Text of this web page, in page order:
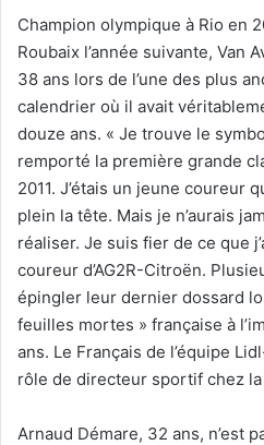
Champion olympique à Rio en
Roubaix l’année suivante, Van
38 ans lors de l’une des plus
calendrier où il avait
douze ans. « Je trouve le
remporté la première grande
2011. J’étais un jeune coureur
plein la tête. Mais je n’aurais
réaliser. Je suis fier de ce que
coureur d’AG2R-Citroën.
épingler leur dernier dossard
feuilles mortes » française à
ans. Le Français de l’équipe
rôle de directeur sportif chez
Arnaud Démare, 32 ans, n’est